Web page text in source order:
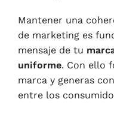
Mantener una
de marketing es
mensaje de tu
uniforme. Con ello
marca y generas
entre los